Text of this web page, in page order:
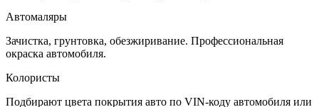
Автомаляры
Зачистка, грунтовка, обезжиривание. Профессиональная
окраска автомобиля.
Колористы
Подбирают цвета покрытия авто по VIN-коду автомобиля или